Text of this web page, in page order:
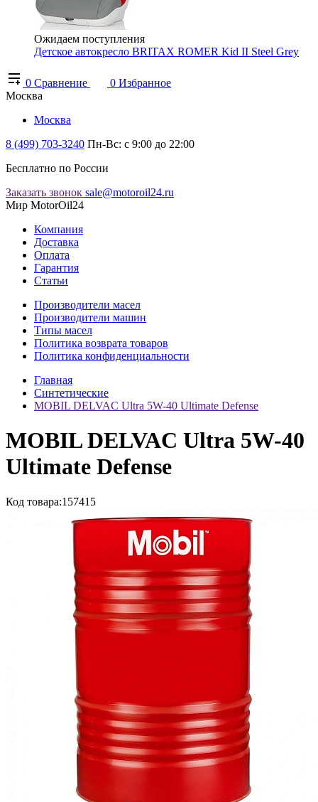
Ожидаем поступления
Детское автокресло BRITAX ROMER Kid II Steel Grey
0 Сравнение 0 Избранное
Москва
Москва
8 (499) 703-3240 Пн-Вс: с 9:00 до 22:00
Бесплатно по России
Заказать звонок sale@motoroil24.ru
Мир MotorOil24
Компания
Доставка
Оплата
Гарантия
Статьи
Производители масел
Производители машин
Типы масел
Политика возврата товаров
Политика конфиденциальности
Главная
Синтетические
MOBIL DELVAC Ultra 5W-40 Ultimate Defense
MOBIL DELVAC Ultra 5W-40
Ultimate Defense
Код товара:157415